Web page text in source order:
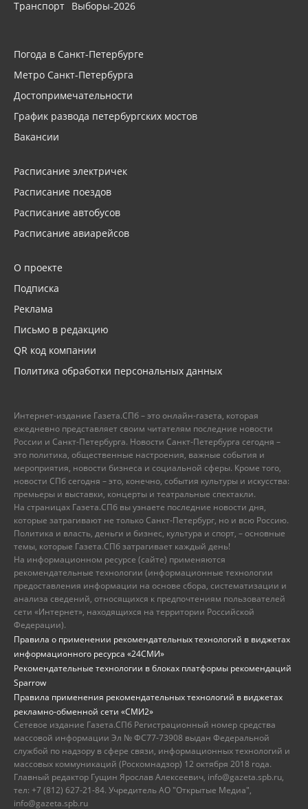
Транспорт Выборы-2026
Погода в Санкт-Петербурге
Метро Санкт-Петербурга
Достопримечательности
График развода петербургских мостов
Вакансии
Расписание электричек
Расписание поездов
Расписание автобусов
Расписание авиарейсов
О проекте
Подписка
Реклама
Письмо в редакцию
QR код компании
Политика обработки персональных данных
Интернет-издание Газета.СПб – это онлайн-газета, которая
ежедневно представляет своим читателям последние новости
России и Санкт-Петербурга. Новости Санкт-Петербурга сегодня –
это политика, общественные настроения, важные события и
мероприятия, новости бизнеса и социальной сферы. Кроме того,
новости СПб сегодня – это, конечно, события культуры и искусства:
премьеры и выставки, концерты и театральные спектакли.
На страницах Газета.СПб вы узнаете последние новости дня,
которые затрагивают не только Санкт-Петербург, но и всю Россию.
Политика и власть, деньги и бизнес, культура и спорт, – основные
темы, которые Газета.СПб затрагивает каждый день!
На информационном ресурсе (сайте) применяются
рекомендательные технологии (информационные технологии
предоставления информации на основе сбора, систематизации и
анализа сведений, относящихся к предпочтениям пользователей
сети «Интернет», находящихся на территории Российской
Федерации).
Правила о применении рекомендательных технологий в виджетах
информационного ресурса «24СМИ»
Рекомендательные технологии в блоках платформы рекомендаций
Sparrow
Правила применения рекомендательных технологий в виджетах
рекламно-обменной сети «СМИ2»
Сетевое издание Газета.СПб Регистрационный номер средства
массовой информации Эл № ФС77-73908 выдан Федеральной
службой по надзору в сфере связи, информационных технологий и
массовых коммуникаций (Роскомнадзор) 12 октября 2018 года.
Главный редактор Гущин Ярослав Алексеевич, info@gazeta.spb.ru,
тел: +7 (812) 627-21-84. Учредитель АО "Открытые Медиа",
info@gazeta.spb.ru